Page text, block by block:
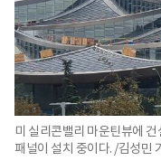
미 실리콘밸리 마운틴뷰에
패널이 설치 중이다. /김성민